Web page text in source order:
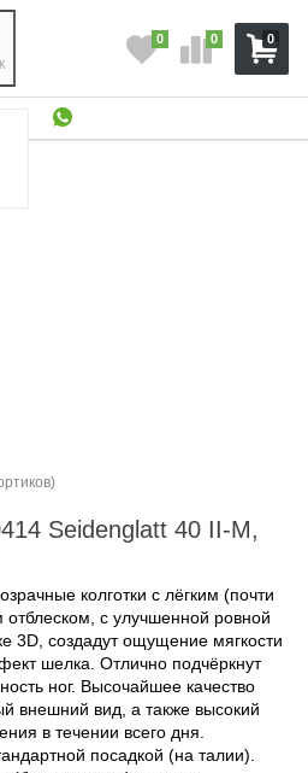
0
0 0
Seidenglatt 40 II-M,
колготки с лёгким (почти
с улучшенной ровной
3D, создадут ощущение мягкости
шелка. Отлично подчёркнут
ног. Высочайшее качество
внешний вид, а также высокий
в течении всего дня.
посадкой (на талии).